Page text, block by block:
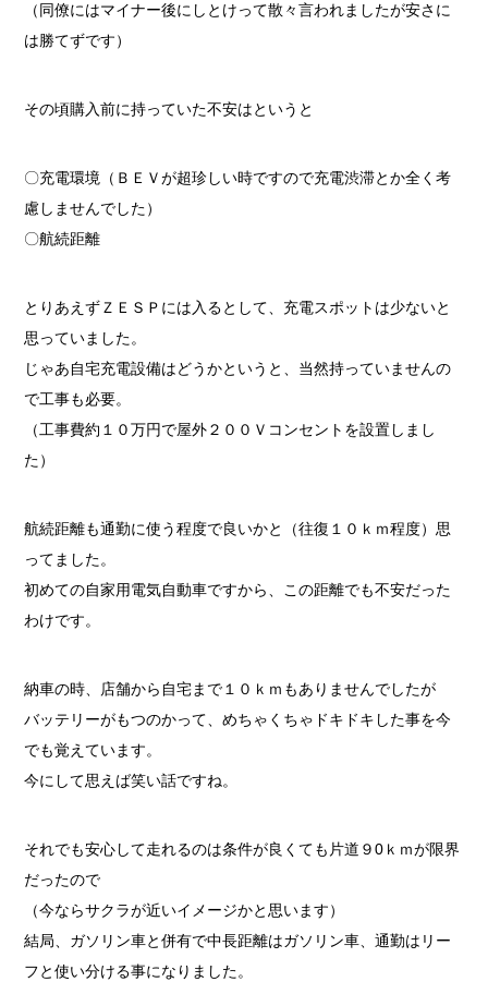
（同僚にはマイナー後にしとけって散々言われましたが安さに
は勝てずです）
その頃購入前に持っていた不安はというと
〇充電環境（ＢＥＶが超珍しい時ですので充電渋滞とか全く考
慮しませんでした）
〇航続距離
とりあえずＺＥＳＰには入るとして、充電スポットは少ないと
思っていました。
じゃあ自宅充電設備はどうかというと、当然持っていませんの
で工事も必要。
（工事費約１０万円で屋外２００Ｖコンセントを設置しまし
た）
航続距離も通勤に使う程度で良いかと（往復１０ｋｍ程度）思
ってました。
初めての自家用電気自動車ですから、この距離でも不安だった
わけです。
納車の時、店舗から自宅まで１０ｋｍもありませんでしたが
バッテリーがもつのかって、めちゃくちゃドキドキした事を今
でも覚えています。
今にして思えば笑い話ですね。
それでも安心して走れるのは条件が良くても片道９0ｋｍが限界
だったので
（今ならサクラが近いイメージかと思います）
結局、ガソリン車と併有で中長距離はガソリン車、通勤はリー
フと使い分ける事になりました。